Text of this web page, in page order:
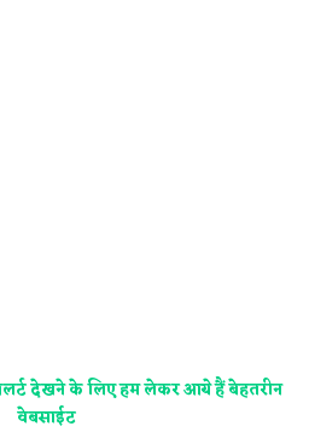
अलर्ट देखने के लिए हम लेकर आये हैं बेहतरीन
वेबसाईट